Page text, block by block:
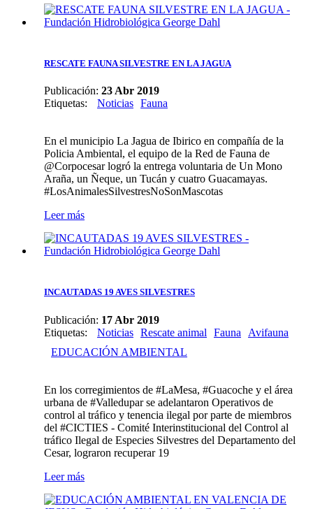
RESCATE FAUNA SILVESTRE EN LA JAGUA
Publicación: 23 Abr 2019
Etiquetas: Noticias Fauna
En el municipio La Jagua de Ibirico en compañía de la
Policia Ambiental, el equipo de la Red de Fauna de
@Corpocesar logró la entrega voluntaria de Un Mono
Araña, un Ñeque, un Tucán y cuatro Guacamayas.
#LosAnimalesSilvestresNoSonMascotas
Leer más
INCAUTADAS 19 AVES SILVESTRES
Publicación: 17 Abr 2019
Etiquetas: Noticias Rescate animal Fauna
Avifauna
EDUCACIÓN AMBIENTAL
En los corregimientos de #LaMesa, #Guacoche y el área
urbana de #Valledupar se adelantaron Operativos de
control al tráfico y tenencia ilegal por parte de miembros
del #CICTIES - Comité Interinstitucional del Control al
tráfico Ilegal de Especies Silvestres del Departamento del
Cesar, lograron recuperar 19
Leer más